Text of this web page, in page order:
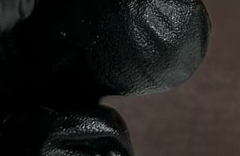
PHOTO-2024-05-23-07-19-45 (1)-